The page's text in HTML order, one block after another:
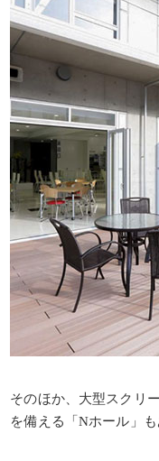
そのほか、大型スクリ
を備える「Nホール」も